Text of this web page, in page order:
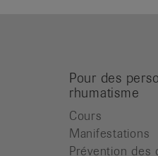
Pour des
rhumatisme
Cours
Manifestations
Prévention des